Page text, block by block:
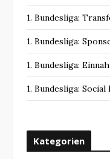
1. Bundesliga:
1. Bundesliga:
1. Bundesliga:
1. Bundesliga: Social
Kategorien